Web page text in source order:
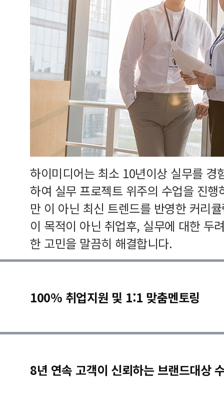
하이미디어는 최소 10년이상 실무를 경
하여 실무 프로젝트 위주의 수업을 진
만 이 아닌 최신 트렌드를 반영한 커리
이 목적이 아닌 취업후, 실무에 대한 두
한 고민을 말끔히 해결합니다.
100% 취업지원 및 1:1 맞춤멘토링
8년 연속 고객이 신뢰하는 브랜드대상